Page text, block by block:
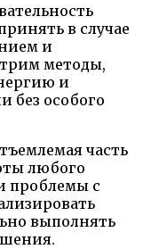
в случае
и
методы,
и
без особого
часть
любого
проблемы с
выполнять